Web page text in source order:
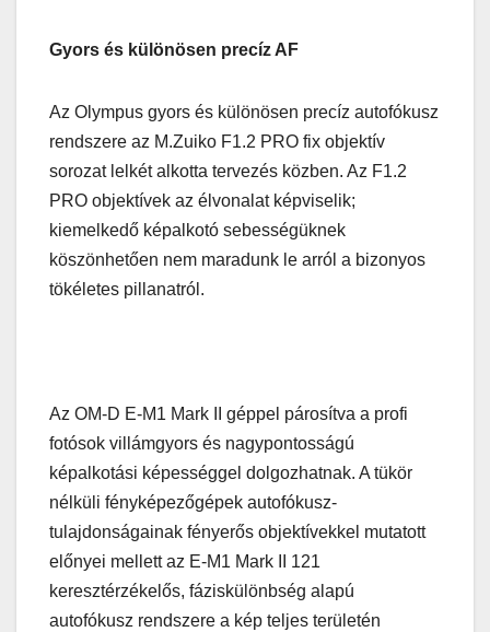
Gyors és különösen precíz AF
Az Olympus gyors és különösen precíz autofókusz
rendszere az M.Zuiko F1.2 PRO fix objektív
sorozat lelkét alkotta tervezés közben. Az F1.2
PRO objektívek az élvonalat képviselik;
kiemelkedő képalkotó sebességüknek
köszönhetően nem maradunk le arról a bizonyos
tökéletes pillanatról.
Az OM-D E-M1 Mark II géppel párosítva a profi
fotósok villámgyors és nagypontosságú
képalkotási képességgel dolgozhatnak. A tükör
nélküli fényképezőgépek autofókusz-
tulajdonságainak fényerős objektívekkel mutatott
előnyei mellett az E-M1 Mark II 121
keresztérzékelős, fáziskülönbség alapú
autofókusz rendszere a kép teljes területén